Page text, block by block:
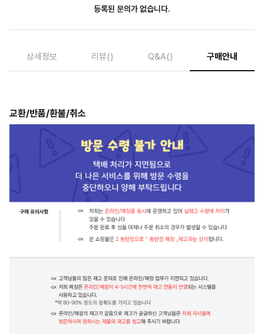
등록된 문의가 없습니다.
상세정보 리뷰() Q&A() 구매안내
교환/반품/환불/취소